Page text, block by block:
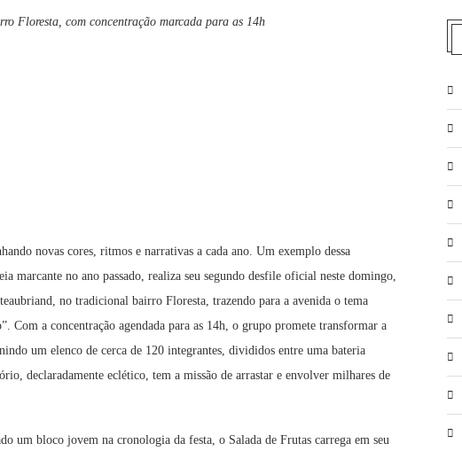
Floresta, com concentração marcada para as 14h
novas cores, ritmos e narrativas a cada ano. Um exemplo dessa
marcante no ano passado, realiza seu segundo desfile oficial neste domingo,
no tradicional bairro Floresta, trazendo para a avenida o tema
Com a concentração agendada para as 14h, o grupo promete transformar a
um elenco de cerca de 120 integrantes, divididos entre uma bateria
declaradamente eclético, tem a missão de arrastar e envolver milhares de
um bloco jovem na cronologia da festa, o Salada de Frutas carrega em seu